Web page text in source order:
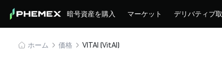
暗号資産を購入 マーケット デリバティブ
ホーム 価格 VITAI (VitAI)